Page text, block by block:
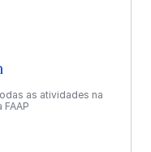
as atividades na